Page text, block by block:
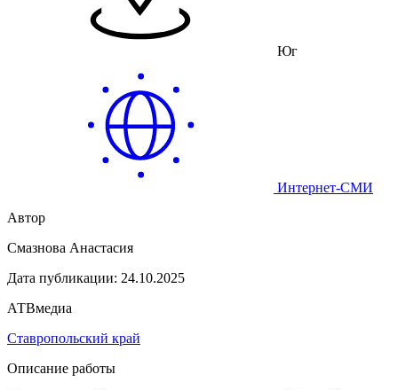
Юг
Интернет-СМИ
Автор
Смазнова Анастасия
Дата публикации: 24.10.2025
АТВмедиа
Ставропольский край
Описание работы